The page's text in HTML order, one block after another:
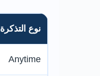
نوع التذكرة
Anytime